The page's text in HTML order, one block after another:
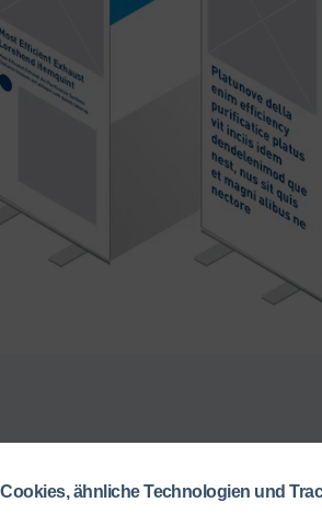
ähnliche Technologien und
Corporate